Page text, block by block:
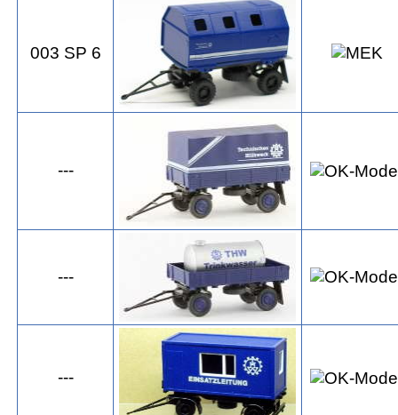
003 SP 6
---
---
---